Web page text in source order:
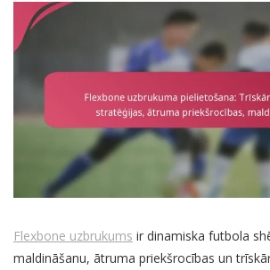
Flexbone uzbrukums ir dinamiska futbola
maldināšanu, ātruma priekšrocības un